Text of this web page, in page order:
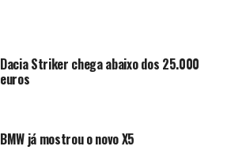
Dacia Striker chega abaixo dos 25.000
euros
BMW já mostrou o novo X5